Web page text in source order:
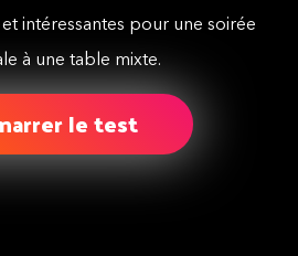
intéressantes pour une soirée
à une table mixte.
le test